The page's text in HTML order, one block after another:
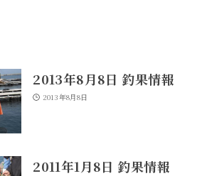
2013年8月8日 釣果情報
2013年8月8日
2011年1月8日 釣果情報